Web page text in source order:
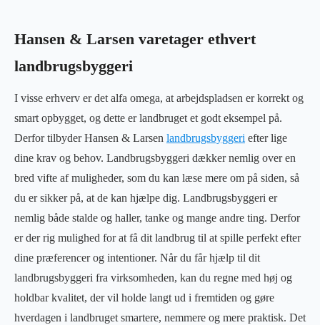
Hansen & Larsen varetager ethvert
landbrugsbyggeri
I visse erhverv er det alfa omega, at arbejdspladsen er korrekt og
smart opbygget, og dette er landbruget et godt eksempel på.
Derfor tilbyder Hansen & Larsen landbrugsbyggeri efter lige
dine krav og behov. Landbrugsbyggeri dækker nemlig over en
bred vifte af muligheder, som du kan læse mere om på siden, så
du er sikker på, at de kan hjælpe dig. Landbrugsbyggeri er
nemlig både stalde og haller, tanke og mange andre ting. Derfor
er der rig mulighed for at få dit landbrug til at spille perfekt efter
dine præferencer og intentioner. Når du får hjælp til dit
landbrugsbyggeri fra virksomheden, kan du regne med høj og
holdbar kvalitet, der vil holde langt ud i fremtiden og gøre
hverdagen i landbruget smartere, nemmere og mere praktisk. Det